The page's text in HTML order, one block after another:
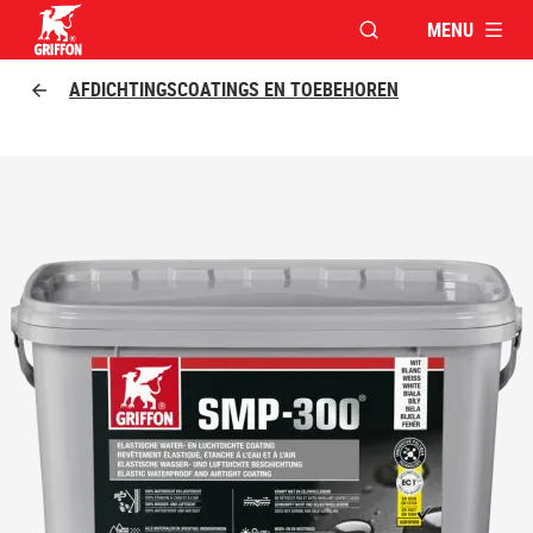
VENSTER OPENEN
MENU
AFDICHTINGSCOATINGS EN TOEBEHOREN